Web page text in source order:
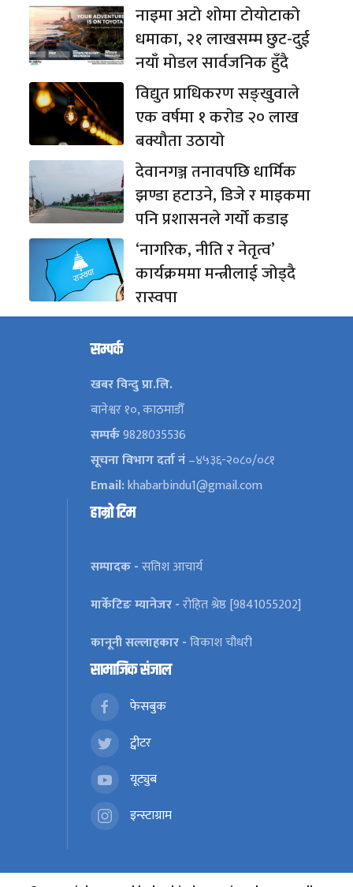
नाइमा अटो शोमा टोयोटाको
धमाका, २१ लाखसम्म छुट-दुई
नयाँ मोडल सार्वजनिक हुँदै
विद्युत प्राधिकरण सङ्खुवाले
एक वर्षमा १ करोड २० लाख
बक्यौता उठायो
देवानगञ्ज तनावपछि धार्मिक
झण्डा हटाउने, डिजे र माइकमा
पनि प्रशासनले गर्यो कडाइ
‘नागरिक, नीति र नेतृत्व’
कार्यक्रममा मन्त्रीलाई जोड्दै
रास्वपा
सम्पर्क
खबर विन्दु प्रा.लि.
बानेश्वर १०, काठमाडौँ
सम्पर्क9828035536
सूचना विभाग दर्ता नं–४५३६-२०८०/०८१
Email:khabarbindu1@gmail.com
हाम्रो टिम
सम्पादक -सतिश आचार्य
मार्केटिङ म्यानेजर -रोहित श्रेष्ठ [9841055202]
कानूनी सल्लाहकार -विकाश चौधरी
सामाजिक संजाल
फेसबुक
ट्वीटर
यूट्युब
इन्स्टाग्राम